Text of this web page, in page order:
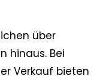
über
hinaus. Bei
Verkauf bieten